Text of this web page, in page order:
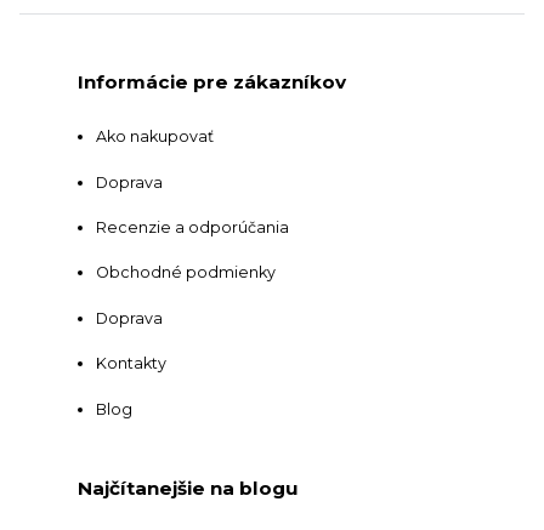
Informácie pre zákazníkov
Ako nakupovať
Doprava
Recenzie a odporúčania
Obchodné podmienky
Doprava
Kontakty
Blog
Najčítanejšie na blogu